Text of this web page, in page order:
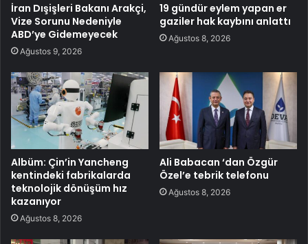
İran Dışişleri Bakanı Arakçi,
Vize Sorunu Nedeniyle
ABD’ye Gidemeyecek
Ağustos 9, 2026
19 gündür eylem yapan er
gaziler hak kaybını anlattı
Ağustos 8, 2026
Albüm: Çin’in Yancheng
kentindeki fabrikalarda
teknolojik dönüşüm hız
kazanıyor
Ağustos 8, 2026
Ali Babacan ‘dan Özgür
Özel’e tebrik telefonu
Ağustos 8, 2026